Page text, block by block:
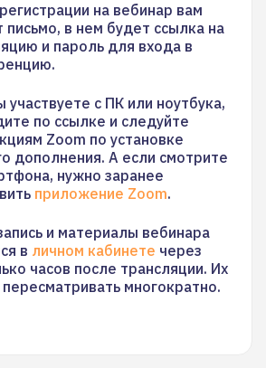
на вебинар вам
письмо, в нем будет ссылка на
и пароль для входа в
участвуете с ПК или ноутбука,
по ссылке и следуйте
Zoom по установке
дополнения. А если смотрите
нужно заранее
приложение Zoom.
и материалы вебинара
в личном кабинете через
часов после трансляции. Их
многократно.